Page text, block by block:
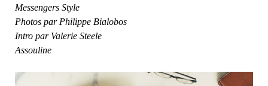
Messengers Style
Photos par Philippe Bialobos
Intro par Valerie Steele
Assouline